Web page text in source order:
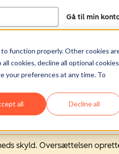
function properly. Other cookies
cookies, decline all optional
your preferences at any time. To
all Decline all
Gå til min
Dokumentation
skyld. Oversættelsen